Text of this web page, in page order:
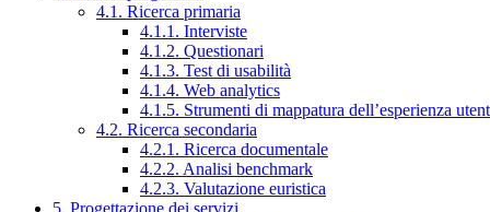
4.1. Ricerca primaria
4.1.1. Interviste
4.1.2. Questionari
4.1.3. Test di usabilità
4.1.4. Web analytics
4.1.5. Strumenti di mappatura dell’esperienza
4.2. Ricerca secondaria
4.2.1. Ricerca documentale
4.2.2. Analisi benchmark
4.2.3. Valutazione euristica
5. Progettazione dei servizi